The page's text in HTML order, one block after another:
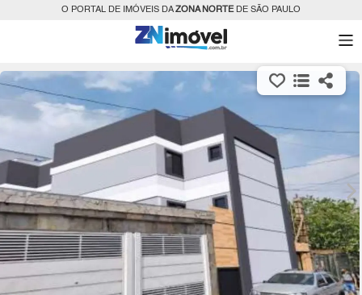
O PORTAL DE IMÓVEIS DAZONA NORTEDE SÃO PAULO